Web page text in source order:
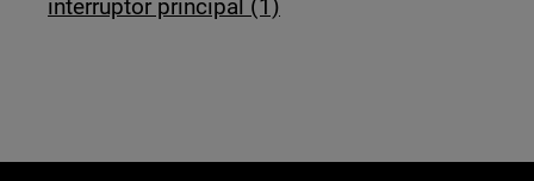
interruptor principal (1)